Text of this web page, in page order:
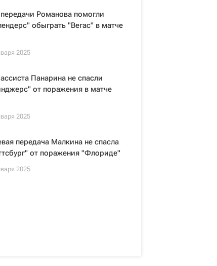
Романова помогли
обыграть "Вегас" в матче
2025
Панарина не спасли
от поражения в матче
2025
передача Малкина не спасла
от поражения "Флориде"
2025